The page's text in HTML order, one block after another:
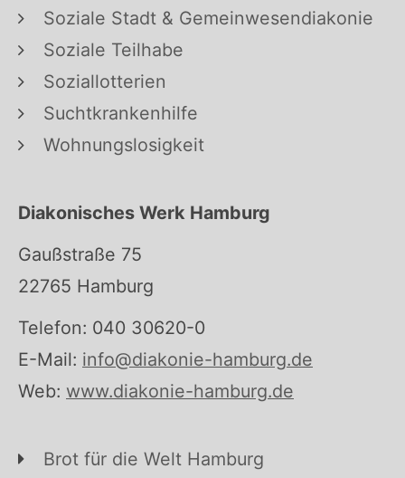
Soziale Stadt & Gemeinwesendiakonie
Soziale Teilhabe
Soziallotterien
Suchtkrankenhilfe
Wohnungslosigkeit
Diakonisches Werk Hamburg
Gaußstraße 75
22765 Hamburg
Telefon: 040 30620-0
E-Mail: info@diakonie-hamburg.de
Web: www.diakonie-hamburg.de
Brot für die Welt Hamburg